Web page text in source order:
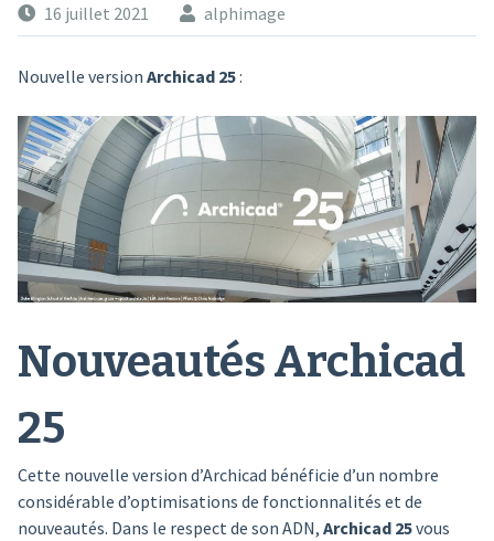
16 juillet 2021 alphimage
Nouvelle version Archicad 25:
Nouveautés Archicad
25
Cette nouvelle version d’Archicad bénéficie d’un nombre
considérable d’optimisations de fonctionnalités et de
nouveautés. Dans le respect de son ADN, Archicad 25vous